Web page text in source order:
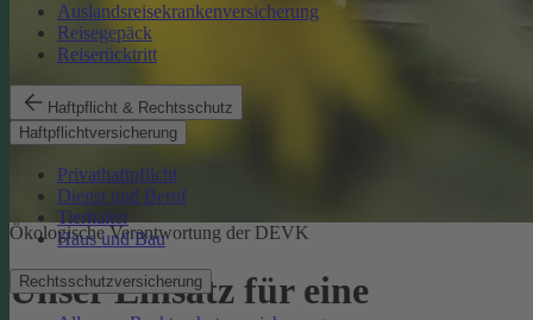
Auslandsreisekrankenversicherung
Reisegepäck
Reiserücktritt
Haftpflicht & Rechtsschutz
Haftpflichtversicherung
Privathaftpflicht
Dienst und Beruf
Tierhalter
Haus und Bau
Rechtsschutzversicherung
Ökologische Verantwortung der DEVK
Unser Einsatz für eine